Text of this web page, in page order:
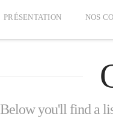
PRÉSENTATION NOS
Below you'll find a